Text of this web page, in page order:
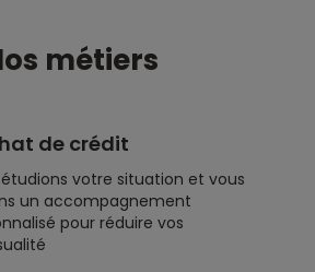
métiers
de crédit
étudions votre situation et vous
un accompagnement
pour réduire vos